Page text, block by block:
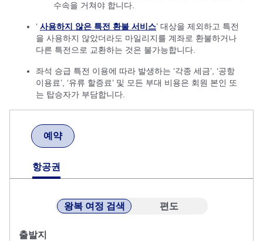
수속을 거쳐야 합니다.
‘ 사용하지 않은 특전 환불 서비스’ 대상을 제외하고 특전
을 사용하지 않았더라도 마일리지를 계좌로 환불하거나
다른 특전으로 교환하는 것은 불가능합니다.
좌석 승급 특전 이용에 따라 발생하는 ‘각종 세금’, ‘공항
이용료’, ‘유류 할증료’ 및 모든 부대 비용은 회원 본인 또
는 탑승자가 부담합니다.
예약
항공권
왕복 여정 검색 편도
출발지